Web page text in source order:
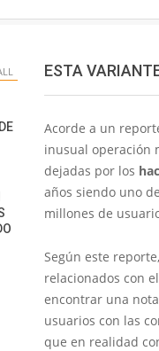
ESTA
Acorde a un
inusual operación
dejadas por los
años siendo uno
millones de
Según este
relacionados con
encontrar una
usuarios con las
que en realidad